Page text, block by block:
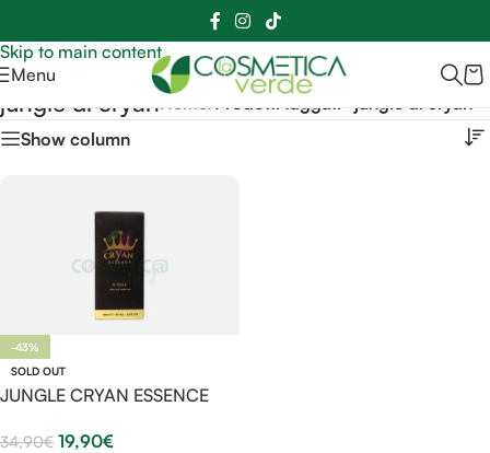
Skip to main content
Sei hai domande contattaci 📲3341056025 - 3886572748
Menu
jungle di cryan
Show column
-43%
SOLD OUT
JUNGLE CRYAN ESSENCE
34,90€ 19,90€